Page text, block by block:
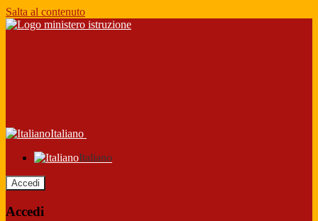
Salta al contenuto
Italiano
Italiano
Accedi
Accedi